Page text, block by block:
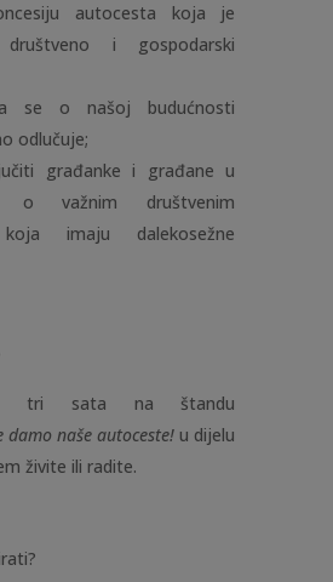
autocesta koja je
društveno i gospodarski
se o našoj budućnosti
odlučuje;
građanke i građane u
o važnim društvenim
imaju dalekosežne
tri sata na štandu
damo naše autoceste! u dijelu
živite ili radite.